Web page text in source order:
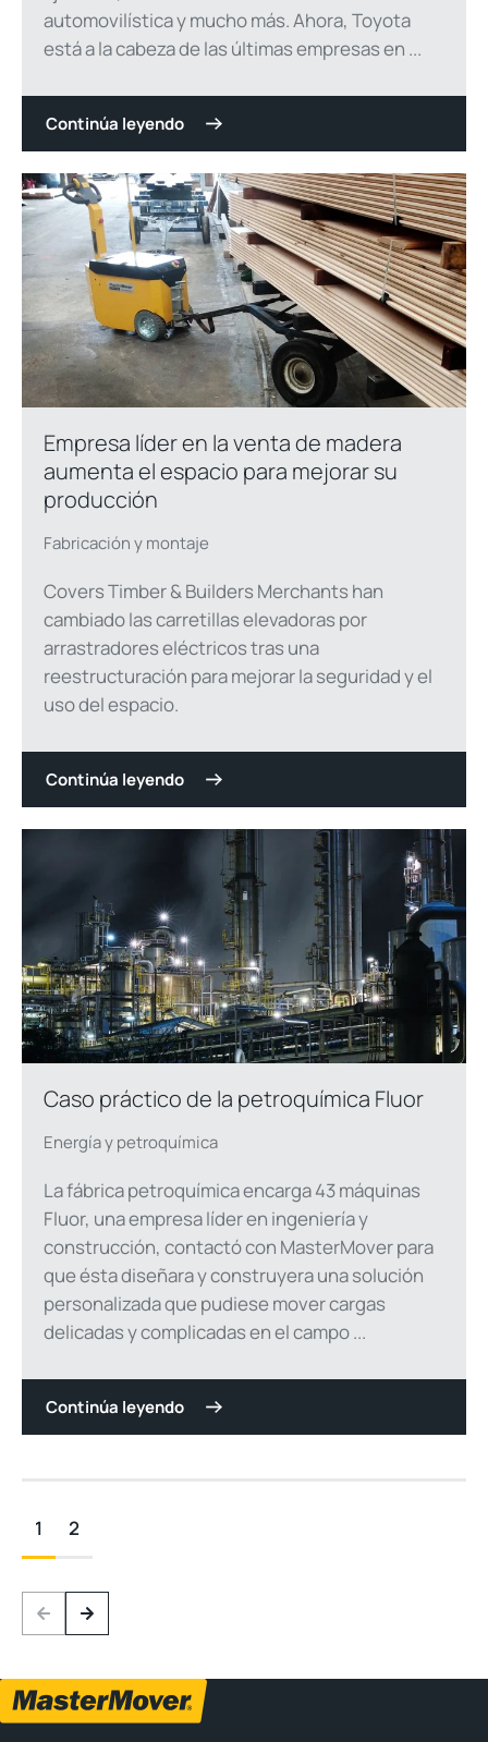
automovilística y mucho más. Ahora, Toyota
está a la cabeza de las últimas empresas en ...
Continúa leyendo
Empresa líder en la venta de madera
aumenta el espacio para mejorar su
producción
Fabricación y montaje
Covers Timber & Builders Merchants han
cambiado las carretillas elevadoras por
arrastradores eléctricos tras una
reestructuración para mejorar la seguridad y el
uso del espacio.
Continúa leyendo
Caso práctico de la petroquímica Fluor
Energía y petroquímica
La fábrica petroquímica encarga 43 máquinas
Fluor, una empresa líder en ingeniería y
construcción, contactó con MasterMover para
que ésta diseñara y construyera una solución
personalizada que pudiese mover cargas
delicadas y complicadas en el campo ...
Continúa leyendo
1 2